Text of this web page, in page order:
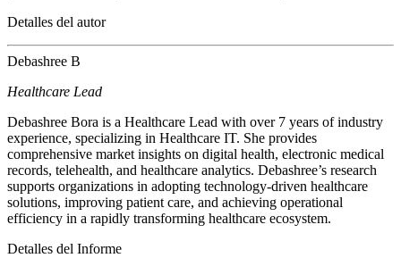
Detalles del autor
Debashree B
Healthcare Lead
Debashree Bora is a Healthcare Lead with over 7 years of industry
experience, specializing in Healthcare IT. She provides
comprehensive market insights on digital health, electronic medical
records, telehealth, and healthcare analytics. Debashree’s research
supports organizations in adopting technology-driven healthcare
solutions, improving patient care, and achieving operational
efficiency in a rapidly transforming healthcare ecosystem.
Detalles del Informe